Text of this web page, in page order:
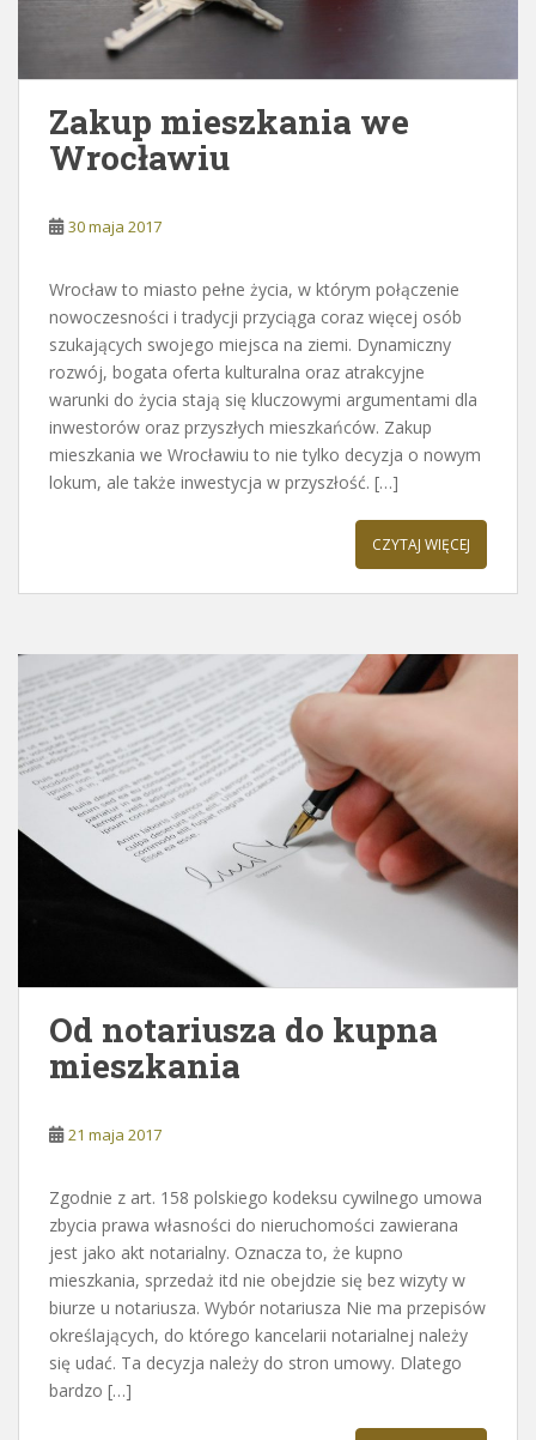
Zakup mieszkania we
Wrocławiu
30 maja 2017
Wrocław to miasto pełne życia, w którym połączenie
nowoczesności i tradycji przyciąga coraz więcej osób
szukających swojego miejsca na ziemi. Dynamiczny
rozwój, bogata oferta kulturalna oraz atrakcyjne
warunki do życia stają się kluczowymi argumentami dla
inwestorów oraz przyszłych mieszkańców. Zakup
mieszkania we Wrocławiu to nie tylko decyzja o nowym
lokum, ale także inwestycja w przyszłość. […]
CZYTAJ WIĘCEJ
Od notariusza do kupna
mieszkania
21 maja 2017
Zgodnie z art. 158 polskiego kodeksu cywilnego umowa
zbycia prawa własności do nieruchomości zawierana
jest jako akt notarialny. Oznacza to, że kupno
mieszkania, sprzedaż itd nie obejdzie się bez wizyty w
biurze u notariusza. Wybór notariusza Nie ma przepisów
określających, do którego kancelarii notarialnej należy
się udać. Ta decyzja należy do stron umowy. Dlatego
bardzo […]